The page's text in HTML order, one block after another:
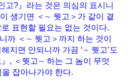
고?』라는 것은 의심의 표시니
생기면 ＜∼ 뭣고＞가 같이 곁
표현할 필요는 없는 것이다.
까 ＜∼ 뭣고＞까지 하는 것이
지면 안되니까 가끔 ‘∼ 뭣고’도
, ＜뭣고∼ 하는 그 놈이 무엇
잡아나가야 한다.